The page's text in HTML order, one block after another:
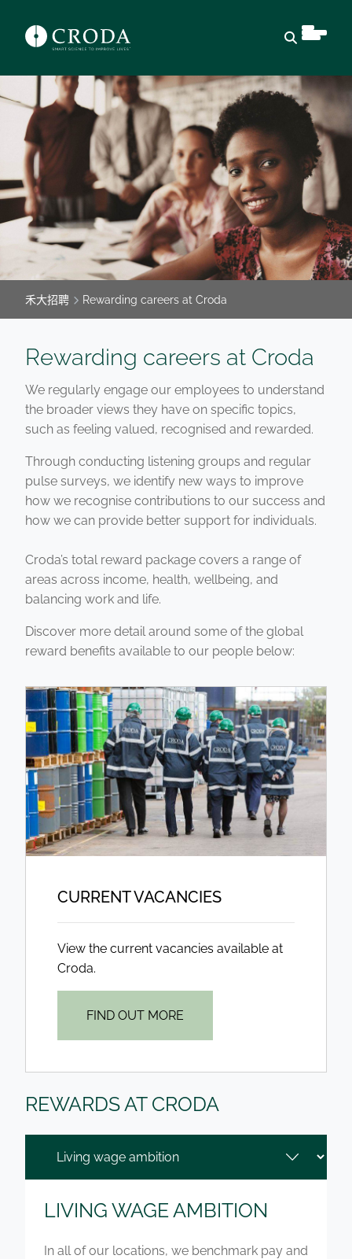
禾大招聘 Rewarding careers at Croda
Rewarding careers at Croda
We regularly engage our employees to understand
the broader views they have on specific topics,
such as feeling valued, recognised and rewarded.
Through conducting listening groups and regular
pulse surveys, we identify new ways to improve
how we recognise contributions to our success and
how we can provide better support for individuals.
Croda’s total reward package covers a range of
areas across income, health, wellbeing, and
balancing work and life.
Discover more detail around some of the global
reward benefits available to our people below:
CURRENT VACANCIES
View the current vacancies available at
Croda.
FIND OUT MORE
REWARDS AT CRODA
LIVING WAGE AMBITION
In all of our locations, we benchmark pay and